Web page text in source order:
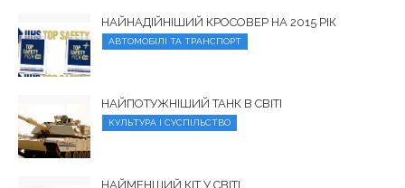
НАЙНАДІЙНІШИЙ КРОСОВЕР НА 2015 РІК
АВТОМОБІЛІ ТА ТРАНСПОРТ
НАЙПОТУЖНІШИЙ ТАНК В СВІТІ
КУЛЬТУРА І СУСПІЛЬСТВО
НАЙМЕНШИЙ КІТ У СВІТІ